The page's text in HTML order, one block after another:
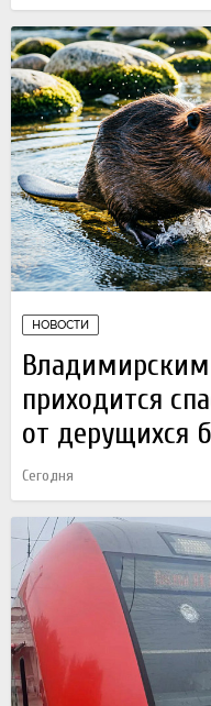
НОВОСТИ
приходится
от дерущихся
Сегодня